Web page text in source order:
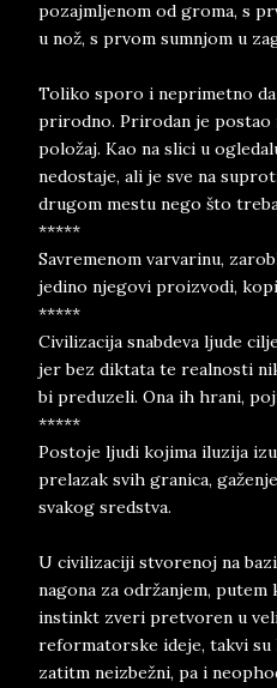
pozajmljenom od groma, s
u nož, s prvom sumnjom u
Toliko sporo i neprimetno
prirodno. Prirodan je postao
položaj. Kao na slici u
nedostaje, ali je sve na
drugom mestu nego što
*****
Savremenom varvarinu,
jedino njegovi proizvodi,
*****
Civilizacija snabdeva ljude
jer bez diktata te realnosti
bi preduzeli. Ona ih hrani,
*****
Postoje ljudi kojima iluzija
prelazak svih granica,
svakog sredstva.
U civilizaciji stvorenoj na
nagona za održanjem,
instinkt zveri pretvoren u
reformatorske ideje, takvi su
zatitm neizbežni, pa i